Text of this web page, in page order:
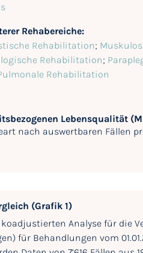
Rehabereiche:
Rehabilitation;
Rehabilitation;
Rehabilitation
Lebensqualität
nach auswertbaren Fällen
(Grafik 1)
Analyse für die
für Behandlungen vom